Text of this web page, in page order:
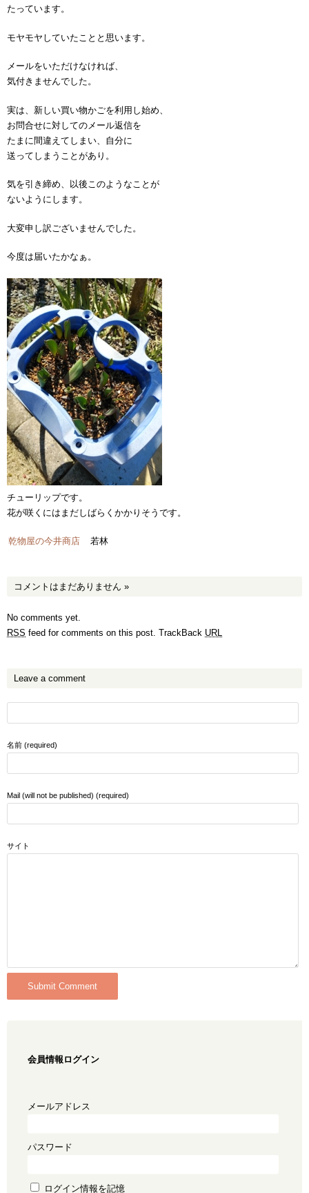
たっています。
モヤモヤしていたことと思います。
メールをいただけなければ、
気付きませんでした。
実は、新しい買い物かごを利用し始め、
お問合せに対してのメール返信を
たまに間違えてしまい、自分に
送ってしまうことがあり。
気を引き締め、以後このようなことが
ないようにします。
大変申し訳ございませんでした。
今度は届いたかなぁ。
チューリップです。
花が咲くにはまだしばらくかかりそうです。
乾物屋の今井商店 若林
コメントはまだありません »
No comments yet.
RSS feed for comments on this post. TrackBack URL
Leave a comment
名前 (required)
Mail (will not be published) (required)
サイト
会員情報ログイン
メールアドレス
パスワード
ログイン情報を記憶